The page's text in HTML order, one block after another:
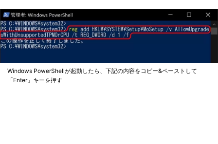
Windows PowerShellが起動したら、下記の内容をコピー&ペーストして
「Enter」キーを押す